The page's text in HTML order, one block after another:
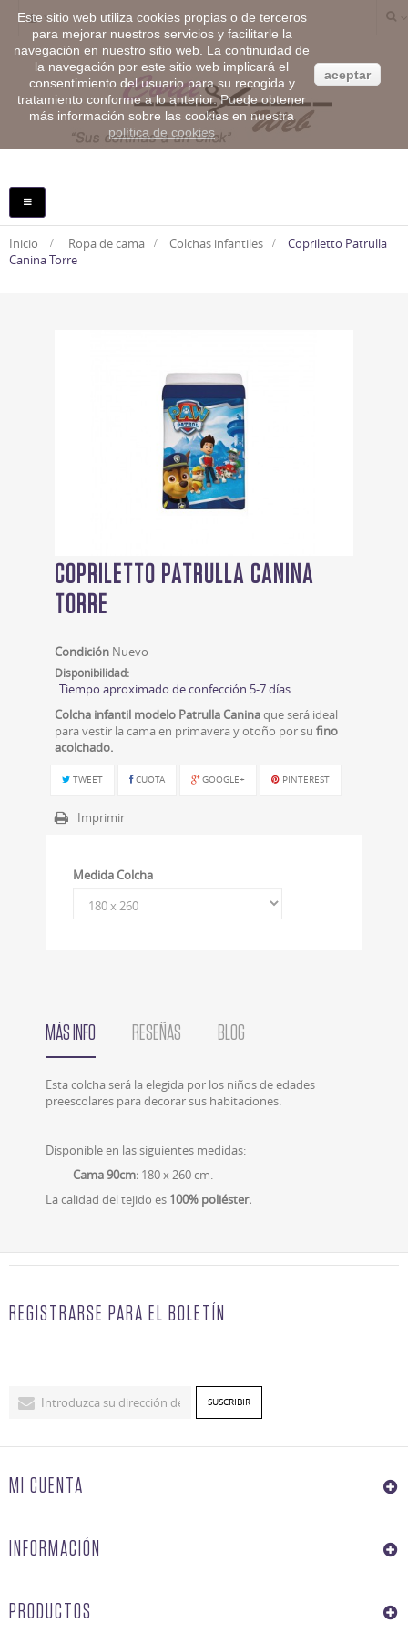
NAVEGACIÓN
TOGGLE
Inicio > Ropa de cama > Colchas infantiles >
Copriletto Patrulla
Canina Torre
COPRILETTO PATRULLA CANINA
TORRE
Condición Nuevo
Disponibilidad:
Tiempo aproximado de confección 5-7 días
Colcha infantil modelo Patrulla Caninaque será ideal
para vestir la cama en primavera y otoño por su fino
acolchado.
TWEET CUOTA GOOGLE+ PINTEREST
Imprimir
Medida Colcha
MÁS INFO RESEÑAS BLOG
Esta colcha será la elegida por los niños de edades
preescolares para decorar sus habitaciones.
Disponible en las siguientes medidas:
Cama 90cm: 180 x 260 cm.
La calidad del tejido es 100% poliéster.
REGISTRARSE PARA EL BOLETÍN
MI CUENTA
INFORMACIÓN
PRODUCTOS
Este sitio web utiliza cookies propias o de terceros
para mejorar nuestros servicios y facilitarle la
navegación en nuestro sitio web. La continuidad de
la navegación por este sitio web implicará el
consentimiento del usuario para su recogida y
tratamiento conforme a lo anterior. Puede obtener
más información sobre las cookies en nuestra
política de cookies
aceptar